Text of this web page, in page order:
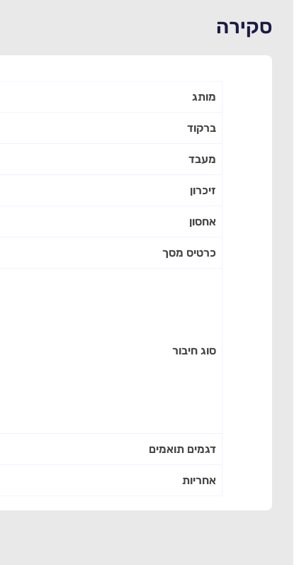
סקירה
מותג
ברקוד
מעבד
זיכרון
אחסון
כרטיס מסך
סוג חיבור
דגמים תואמים
אחריות